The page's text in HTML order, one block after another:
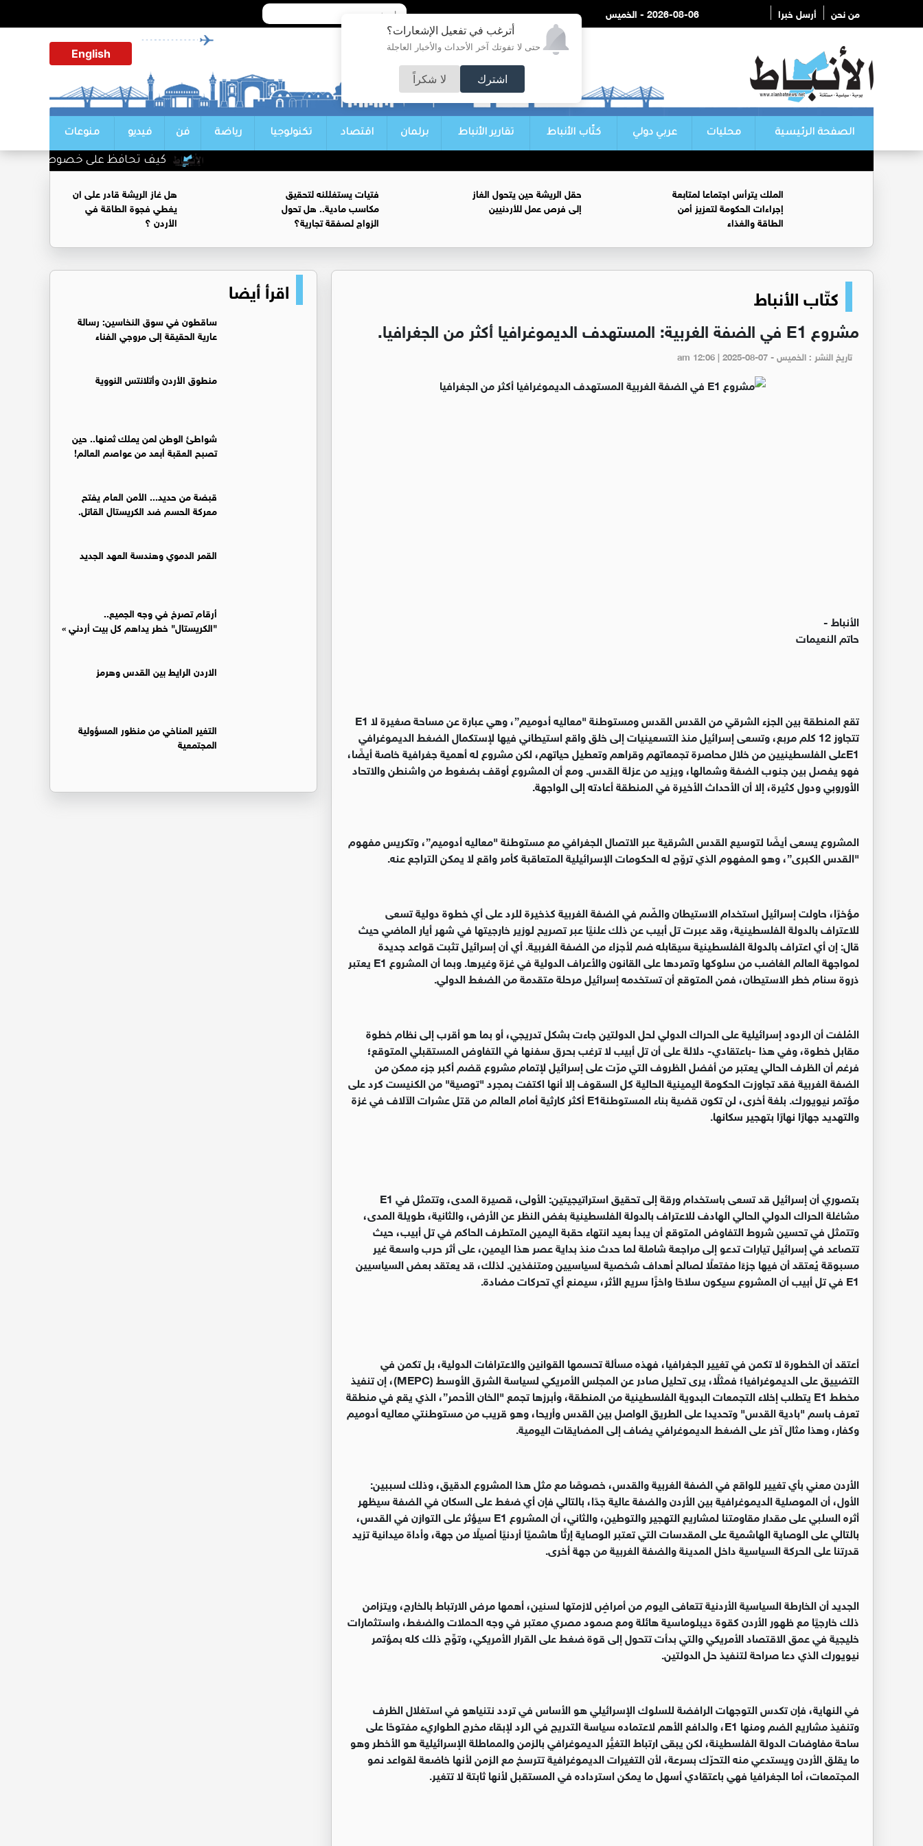
أترغب في تفعيل الإشعارات؟
حتى لا تفوتك آخر الأحداث والأخبار العاجلة
اشترك لا شكراً
من نحن أرسل خبرا 2026-08-06 - الخميس
English
الصفحة الرئيسية محليات عربي دولي كتّاب الأنباط تقارير الأنباط برلمان اقتصاد تكنولوجيا رياضة فن فيديو منوعات
كيف تحافظ على خصوصية محادثاتك مع
الملك يترأس اجتماعا لمتابعة
إجراءات الحكومة لتعزيز أمن
الطاقة والغذاء
حقل الريشة حين يتحول الغاز
إلى فرص عمل للأردنيين
فتيات يستغللنه لتحقيق
مكاسب مادية.. هل تحول
الزواج لصفقة تجارية؟
هل غاز الريشة قادر على ان
يغطي فجوة الطاقة في
الأردن ؟
كتّاب الأنباط
مشروع E1 في الضفة الغربية: المستهدف الديموغرافيا أكثر من الجغرافيا.
تاريخ النشر : الخميس - am 12:06 | 2025-08-07
الأنباط -
حاتم النعيمات
تقع المنطقةبين الجزء الشرقي من القدس القدس ومستوطنة "معاليه أدوميم”، وهي عبارة عن مساحة صغيرة لا
تتجاوز 12 كلم مربع، وتسعى إسرائيل منذ التسعينيات إلى خلق واقع استيطاني فيها لإستكمال الضغط الديموغرافي
على الفلسطينيين من خلال محاصرة تجمعاتهم وقراهم وتعطيل حياتهم، لكن مشروعE1
له أهمية جغرافية خاصة أيضًا،
فهو يفصل بين جنوب الضفة وشمالها، ويزيد من عزلة القدس. ومع أن المشروع أوقف بضغوط من واشنطن والاتحاد
الأوروبي ودول كثيرة، إلا أن الأحداث الأخيرة في المنطقة أعادته إلى الواجهة.
المشروع يسعى أيضًا لتوسيع القدس الشرقية عبر الاتصال الجغرافي مع مستوطنة "معاليه أدوميم”، وتكريس مفهوم
"القدس الكبرى”، وهو المفهوم الذي تروّج له الحكومات الإسرائيلية المتعاقبة كأمر واقع لا يمكن التراجع عنه.
مؤخرًا، حاولت إسرائيل استخدام الاستيطان والضّم في الضفة الغربية كذخيرة للرد على أي خطوة دولية تسعى
للاعتراف بالدولة الفلسطينية، وقد عبرت تل أبيب عن ذلك علنيًا عبر تصريح لوزير خارجيتها في شهر أيار الماضي حيث
قال: إن أي اعتراف بالدولة الفلسطينية سيقابله ضم لأجزاء من الضفة الغربية. أي أن إسرائيل تثبت قواعد جديدة
لمواجهة العالم الغاضب من سلوكها وتمردها على القانون والأعراف الدولية في غزة وغيرها. وبما أن المشروع
يعتبر
ذروة سنام خطر الاستيطان، فمن المتوقع أن تستخدمه إسرائيل مرحلة متقدمة من الضغط الدولي.
المُلفت أن الردود إسرائيلية على الحراك الدولي لحل الدولتين جاءت بشكل تدريجي، أو بما هو أقرب إلى نظام خطوة
مقابل خطوة، وفي هذا -باعتقادي- دلالة على أن تل أبيب لا ترغب بحرق سفنها في التفاوض المستقبلي المتوقع؛
فرغم أن الظرف الحالي يعتبر من أفضل الظروف التي مرّت على إسرائيل لإتمام مشروع قضم أكبر جزء ممكن من
الضفة الغربية فقد تجاوزت الحكومة اليمينية الحالية كل السقوف إلا أنها اكتفت بمجرد "توصية" من الكنيست كرد على
مؤتمر نيويورك. بلغة أخرى، لن تكون قضية بناء المستوطنةE1أكثر كارثية أمام العالم من قتل عشرات الآلاف في غزة
والتهديد جهارًا نهارًا بتهجير سكانها.
بتصوري أن إسرائيل قد تسعى باستخدام ورقةإلى تحقيق استراتيجيتين: الأولى، قصيرة المدى، وتتمثل في
مشاغلة الحراك الدولي الحالي الهادف للاعتراف بالدولة الفلسطينية بغض النظر عن الأرض، والثانية، طويلة المدى،
وتتمثل في تحسين شروط التفاوض المتوقع أن يبدأ بعيد انتهاء حقبة اليمين المتطرف الحاكم في تل أبيب، حيث
تتصاعد في إسرائيل تيارات تدعو إلى مراجعة شاملة لما حدث منذ بداية عصر هذا اليمين، على أثر حرب واسعة غير
مسبوقة يُعتقد أن فيها جزءًا مفتعلًا لصالح أهداف شخصية لسياسيين ومتنفذين. لذلك، قد يعتقد بعض السياسيين
في تل أبيب أن المشروع E1 سيكون سلاحًا واخزًا سريع الأثر، سيمنع أي تحركات مضادة.
أعتقد أن الخطورة لا تكمن في تغيير الجغرافيا، فهذه مسألة تحسمها القوانين والاعترافات الدولية، بل تكمن في
التضييق على الديموغرافيا؛ فمثلًا، يرى تحليل صادر عن المجلس الأمريكي لسياسة الشرق الأوسط(MEPC)
، إن تنفيذ
مخطط
يتطلب إخلاء التجمعات البدوية الفلسطينية من المنطقة، وأبرزها تجمع "الخان الأحمر”، الذي يقع في منطقة
تعرف باسم "بادية القدس" وتحديدا على الطريق الواصل بين القدس وأريحا، وهو قريب من مستوطنتي معاليه أدوميم
وكفار، وهذا مثال آخر على الضغط الديموغرافي يضاف إلى المضايقات اليومية.
الأردن معني بأي تغيير للواقع في الضفة الغربية والقدس، خصوصًا مع مثل هذا المشروع الدقيق، وذلك لسببين:
الأول، أن الموصلية الديموغرافية بين الأردن والضفة عالية جدًا، بالتالي فإن أي ضغط على السكان في الضفة سيظهر
أثره السلبي على مقدار مقاومتنا لمشاريع التهجير والتوطين، والثاني، أن المشروع
سيؤثر على التوازن في القدس،
بالتالي على الوصاية الهاشمية على المقدسات التي تعتبر الوصاية إرثًا هاشميًا أردنيًا أصيلًا من جهة، وأداة ميدانية تزيد
قدرتنا على الحركة السياسية داخل المدينة والضفة الغربية من جهة أخرى.
الجديد أن الخارطة السياسية الأردنية تتعافى اليوم من أمراضٍ لازمتها لسنين، أهمها مرض الارتباط بالخارج، ويتزامن
ذلك خارجيًا مع ظهور الأردن كقوة ديبلوماسية هائلة ومع صمود مصري معتبر في وجه الحملات والضغط، واستثمارات
خليجية في عمق الاقتصاد الأمريكي والتي بدأت تتحول إلى قوة ضغط على القرار الأمريكي، وتوِّج ذلك كله بمؤتمر
نيويورك الذي دعا صراحة لتنفيذ حل الدولتين.
في النهاية، فإن تكدس التوجهات الرافضة للسلوك الإسرائيلي هو الأساس في تردد نتنياهو في استغلال الظرف
وتنفيذ مشاريع الضم ومنها
، والدافع الأهم لاعتماده سياسة التدريج في الرد لإبقاء مخرج الطواريء مفتوحًا على
ساحة مفاوضات الدولة الفلسطينة، لكن يبقى ارتباط التغيُّر الديموغرافي بالزمن والمماطلة الإسرائيلية هو الأخطر وهو
ما يقلق الأردن ويستدعي منه التحرّك بسرعة، لأن التغيرات الديموغرافية تترسخ مع الزمن لأنها خاضعة لقواعد نمو
المجتمعات، أما الجغرافيا فهي باعتقادي أسهل ما يمكن استرداده في المستقبل لأنها ثابتة لا تتغير.
اقرأ أيضا
ساقطون في سوق النخاسين: رسالة
عارية الحقيقة إلى مروجي الفناء
منطوق الأردن وأتلانتس النووية
شواطئ الوطن لمن يملك ثمنها.. حين
تصبح العقبة أبعد من عواصم العالم!
قبضة من حديد... الأمن العام يفتح
معركة الحسم ضد الكريستال القاتل.
القمر الدموي وهندسة العهد الجديد
أرقام تصرخ في وجه الجميع..
"الكريستال" خطر يداهم كل بيت أردني »
الاردن الرايط بين القدس وهرمز
التغير المناخي من منظور المسؤولية
المجتمعية